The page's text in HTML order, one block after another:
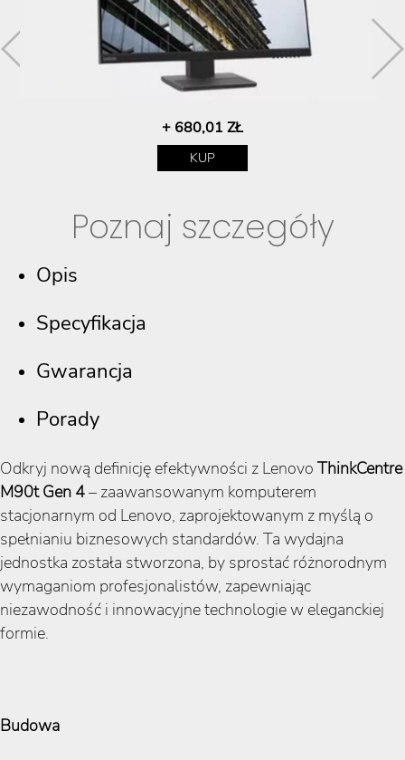
+ 680,01 ZŁ
KUP
Poznaj szczegóły
Opis
Specyfikacja
Gwarancja
Porady
Odkryj nową definicję efektywności z Lenovo ThinkCentre
M90t Gen 4– zaawansowanym komputerem
stacjonarnym od Lenovo, zaprojektowanym z myślą o
spełnianiu biznesowych standardów. Ta wydajna
jednostka została stworzona, by sprostać różnorodnym
wymaganiom profesjonalistów, zapewniając
niezawodność i innowacyjne technologie w eleganckiej
formie.
Budowa